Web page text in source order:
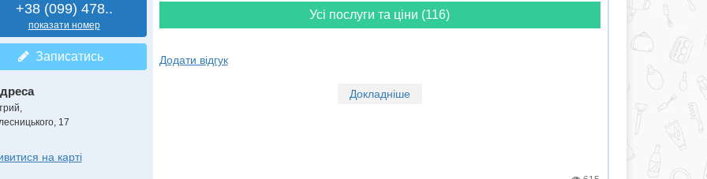
+38 (099) 478..
показати номер
Записатись
,
17
на карті
Усі послуги та ціни (116)
Додати відгук
Докладніше